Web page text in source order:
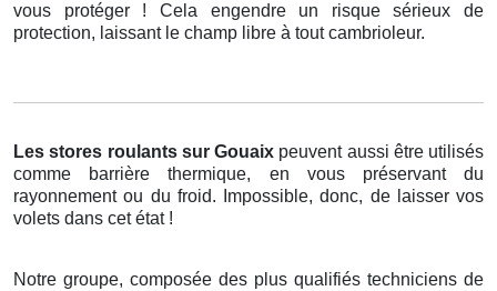
vous protéger ! Cela engendre un risque sérieux de
protection, laissant le champ libre à tout cambrioleur.
Les stores roulants sur Gouaix peuvent aussi être utilisés
comme barrière thermique, en vous préservant du
rayonnement ou du froid. Impossible, donc, de laisser vos
volets dans cet état !
Notre groupe, composée des plus qualifiés techniciens de